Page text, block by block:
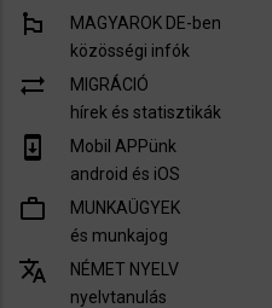
emoji_flags
MAGYAROK DE-ben
közösségi infók
sync_alt
MIGRÁCIÓ
hírek és statisztikák
system_update
Mobil APPünk
android és iOS
work_outline
MUNKAÜGYEK
és munkajog
translate
NÉMET NYELV
nyelvtanulás